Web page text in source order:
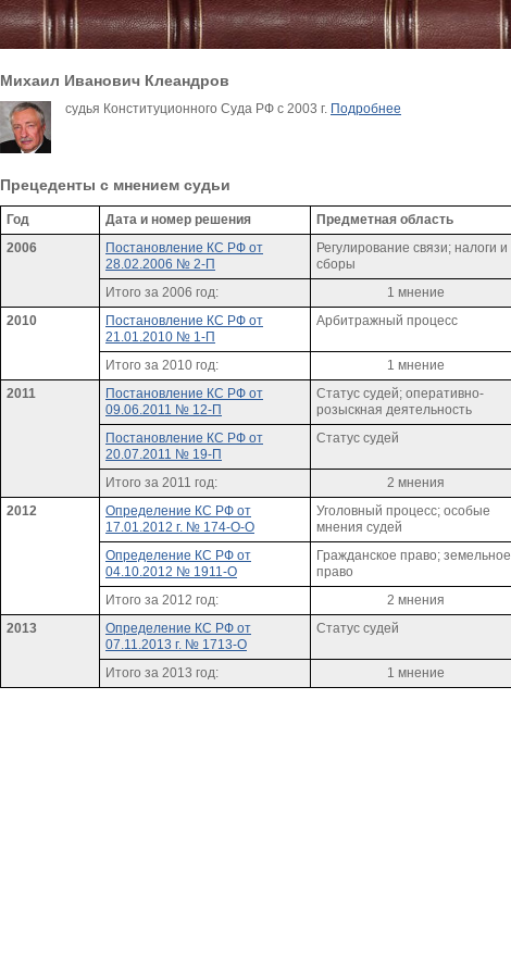
Михаил Иванович Клеандров
судья Конституционного Суда РФ с 2003 г. Подробнее
Прецеденты c мнением судьи
Год Дата и номер решения
Предметная область
2006
Постановление КС РФ от
28.02.2006 № 2-П
Регулирование связи; налоги и
сборы
Итого за 2006 год:
1 мнение
2010
Постановление КС РФ от
21.01.2010 № 1-П
Арбитражный процесс
Итого за 2010 год:
1 мнение
2011
Постановление КС РФ от
09.06.2011 № 12-П
Статус судей; оперативно-
розыскная деятельность
Постановление КС РФ от
20.07.2011 № 19-П
Статус судей
Итого за 2011 год:
2 мнения
2012
Определение КС РФ от
17.01.2012 г. № 174-О-О
Уголовный процесс; особые
мнения судей
Определение КС РФ от
04.10.2012 № 1911-О
Гражданское право; земельное
право
Итого за 2012 год:
2 мнения
2013
Определение КС РФ от
07.11.2013 г. № 1713-О
Статус судей
Итого за 2013 год: 1 мнение